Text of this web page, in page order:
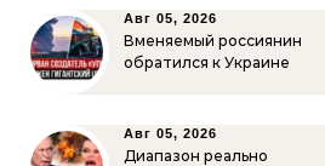
Авг 05, 2026
Вменяемый россиянин
обратился к Украине
Авг 05, 2026
Диапазон реально